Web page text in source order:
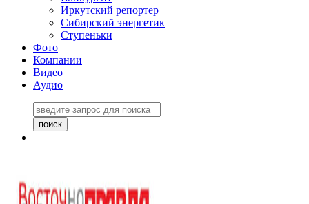
Иркутский репортер
Сибирский энергетик
Ступеньки
Фото
Компании
Видео
Аудио